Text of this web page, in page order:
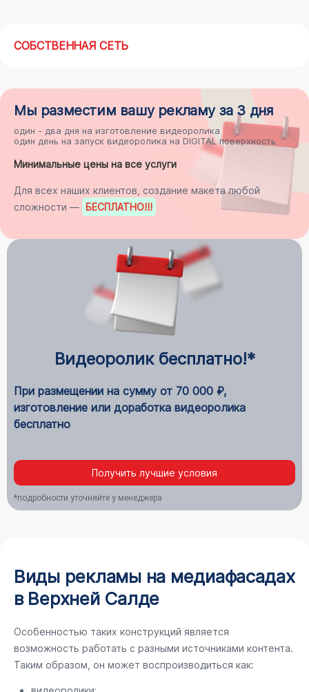
СОБСТВЕННАЯ СЕТЬ
Мы разместим вашу рекламуза 3 дня
один - два дня на изготовление видеоролика
один день на запуск видеоролика на DIGITAL поверхность
Минимальные цены на все услуги
Для всех наших клиентов, создание макета любой
сложности — БЕСПЛАТНО!!!
Видеоролик бесплатно!*
При размещении на сумму от 70 000 ₽,
изготовление или доработка видеоролика
бесплатно
Получить лучшие условия
*подробности уточняйте у менеджера
Виды рекламы на медиафасадах
в Верхней Салде
Особенностью таких конструкций является
возможность работать с разными источниками контента.
Таким образом, он может воспроизводиться как: